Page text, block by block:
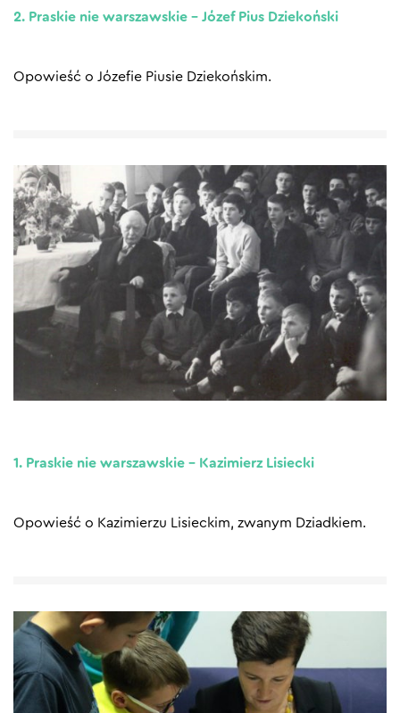
2. Praskie nie warszawskie – Józef Pius Dziekoński
Opowieść o Józefie Piusie Dziekońskim.
1. Praskie nie warszawskie – Kazimierz Lisiecki
Opowieść o Kazimierzu Lisieckim, zwanym Dziadkiem.